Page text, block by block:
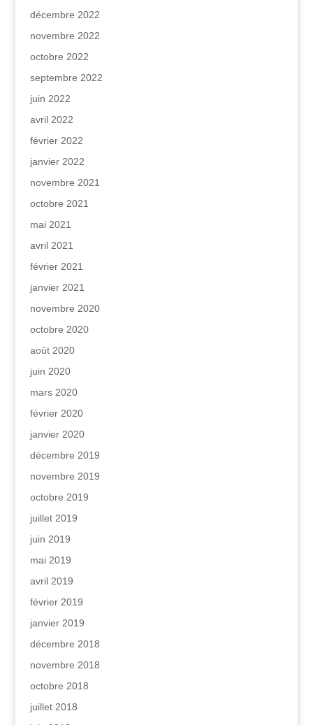
décembre 2022
novembre 2022
octobre 2022
septembre 2022
juin 2022
avril 2022
février 2022
janvier 2022
novembre 2021
octobre 2021
mai 2021
avril 2021
février 2021
janvier 2021
novembre 2020
octobre 2020
août 2020
juin 2020
mars 2020
février 2020
janvier 2020
décembre 2019
novembre 2019
octobre 2019
juillet 2019
juin 2019
mai 2019
avril 2019
février 2019
janvier 2019
décembre 2018
novembre 2018
octobre 2018
juillet 2018